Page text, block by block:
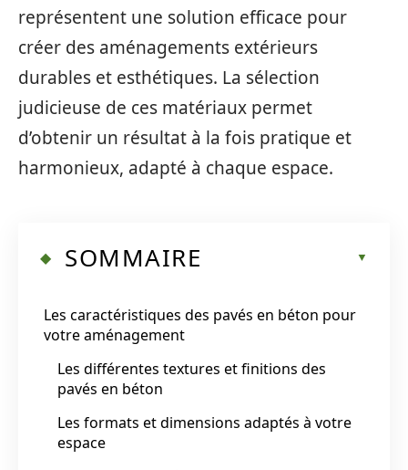
représentent une solution efficace pour
créer des aménagements extérieurs
durables et esthétiques. La sélection
judicieuse de ces matériaux permet
d’obtenir un résultat à la fois pratique et
harmonieux, adapté à chaque espace.
SOMMAIRE
Les caractéristiques des pavés en béton pour
votre aménagement
Les différentes textures et finitions des
pavés en béton
Les formats et dimensions adaptés à votre
espace